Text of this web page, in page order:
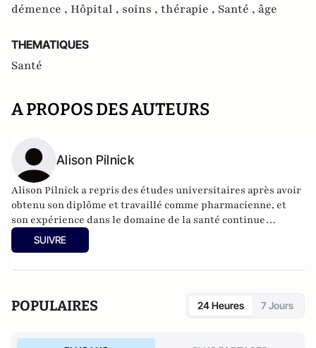
démence , Hôpital , soins , thérapie , Santé , âge
THEMATIQUES
Santé
A PROPOS DES AUTEURS
Alison Pilnick
Alison Pilnick a repris des études universitaires après avoir
obtenu son diplôme et travaillé comme pharmacienne, et
son expérience dans le domaine de la santé continue
d'alimenter ses recherches. Elle étudie les interactions
entre les professionnels de la santé et des services sociaux
pratique réel sur la conception et la prestation des soins de
SUIVRE
POPULAIRES 24 Heures 7 Jours